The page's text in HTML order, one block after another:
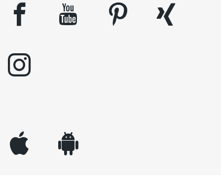
facebook youtube pinterest
xing
instagram
appleinc android